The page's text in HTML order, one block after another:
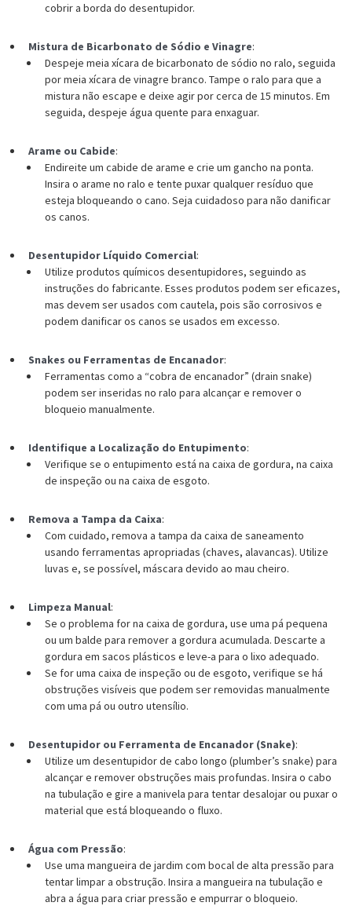
cobrir a borda do desentupidor.
Mistura de Bicarbonato de Sódio e Vinagre:
Despeje meia xícara de bicarbonato de sódio no ralo, seguida
por meia xícara de vinagre branco. Tampe o ralo para que a
mistura não escape e deixe agir por cerca de 15 minutos. Em
seguida, despeje água quente para enxaguar.
Arame ou Cabide:
Endireite um cabide de arame e crie um gancho na ponta.
Insira o arame no ralo e tente puxar qualquer resíduo que
esteja bloqueando o cano. Seja cuidadoso para não danificar
os canos.
Desentupidor Líquido Comercial:
Utilize produtos químicos desentupidores, seguindo as
instruções do fabricante. Esses produtos podem ser eficazes,
mas devem ser usados com cautela, pois são corrosivos e
podem danificar os canos se usados em excesso.
Snakes ou Ferramentas de Encanador:
Ferramentas como a “cobra de encanador” (drain snake)
podem ser inseridas no ralo para alcançar e remover o
bloqueio manualmente.
Identifique a Localização do Entupimento:
Verifique se o entupimento está na caixa de gordura, na caixa
de inspeção ou na caixa de esgoto.
Remova a Tampa da Caixa:
Com cuidado, remova a tampa da caixa de saneamento
usando ferramentas apropriadas (chaves, alavancas). Utilize
luvas e, se possível, máscara devido ao mau cheiro.
Limpeza Manual:
Se o problema for na caixa de gordura, use uma pá pequena
ou um balde para remover a gordura acumulada. Descarte a
gordura em sacos plásticos e leve-a para o lixo adequado.
Se for uma caixa de inspeção ou de esgoto, verifique se há
obstruções visíveis que podem ser removidas manualmente
com uma pá ou outro utensílio.
Desentupidor ou Ferramenta de Encanador (Snake):
Utilize um desentupidor de cabo longo (plumber’s snake) para
alcançar e remover obstruções mais profundas. Insira o cabo
na tubulação e gire a manivela para tentar desalojar ou puxar o
material que está bloqueando o fluxo.
Água com Pressão:
Use uma mangueira de jardim com bocal de alta pressão para
tentar limpar a obstrução. Insira a mangueira na tubulação e
abra a água para criar pressão e empurrar o bloqueio.